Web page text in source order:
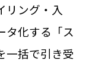
リング・入
タ化する「ス
一括で引き受